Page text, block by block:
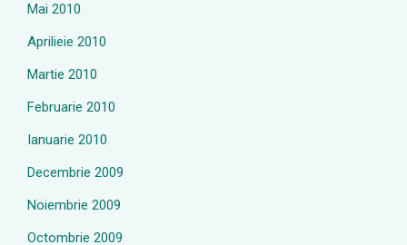
Mai 2010
Aprilieie 2010
Martie 2010
Februarie 2010
Ianuarie 2010
Decembrie 2009
Noiembrie 2009
Octombrie 2009